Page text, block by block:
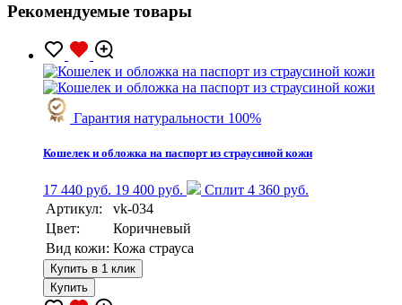
Рекомендуемые товары
Гарантия натуральности 100%
Кошелек и обложка на паспорт из страусиной кожи
17 440 руб. 19 400 руб.
Сплит 4 360 руб.
Артикул:
vk-034
Цвет:
Коричневый
Вид кожи: Кожа страуса
Купить в 1 клик
Купить